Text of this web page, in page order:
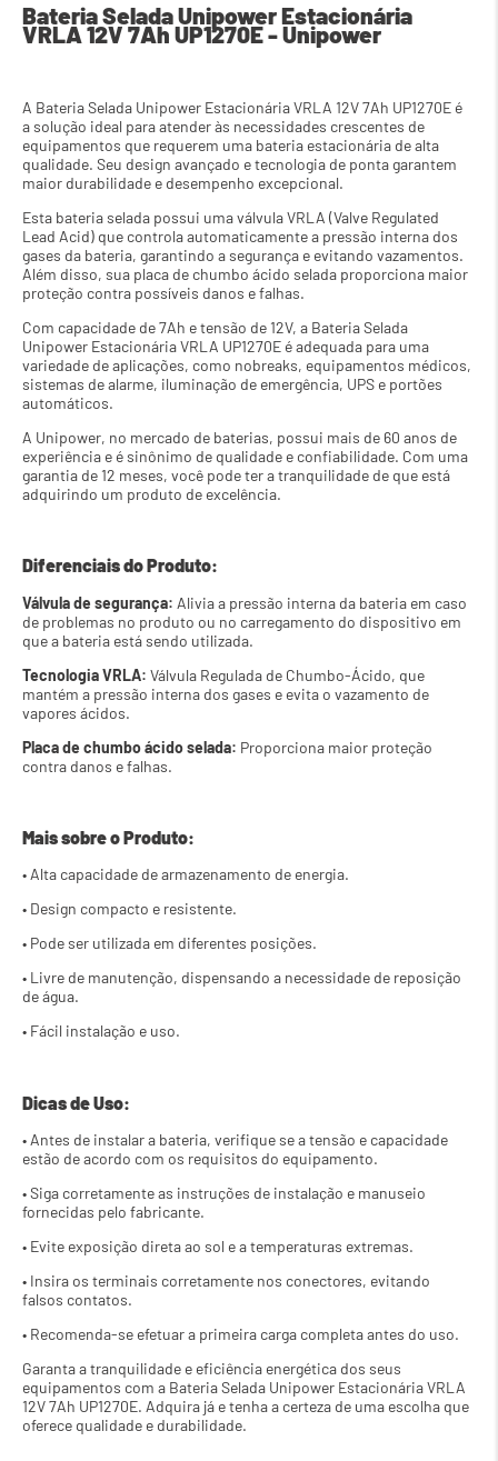
Bateria Selada Unipower Estacionária
VRLA 12V 7Ah UP1270E - Unipower
A Bateria Selada Unipower Estacionária VRLA 12V 7Ah UP1270E é
a solução ideal para atender às necessidades crescentes de
equipamentos que requerem uma bateria estacionária de alta
qualidade. Seu design avançado e tecnologia de ponta garantem
maior durabilidade e desempenho excepcional.
Esta bateria selada possui uma válvula VRLA (Valve Regulated
Lead Acid) que controla automaticamente a pressão interna dos
gases da bateria, garantindo a segurança e evitando vazamentos.
Além disso, sua placa de chumbo ácido selada proporciona maior
proteção contra possíveis danos e falhas.
Com capacidade de 7Ah e tensão de 12V, a Bateria Selada
Unipower Estacionária VRLA UP1270E é adequada para uma
variedade de aplicações, como nobreaks, equipamentos médicos,
sistemas de alarme, iluminação de emergência, UPS e portões
automáticos.
A Unipower, no mercado de baterias, possui mais de 60 anos de
experiência e é sinônimo de qualidade e confiabilidade. Com uma
garantia de 12 meses, você pode ter a tranquilidade de que está
adquirindo um produto de excelência.
Diferenciais do Produto:
Válvula de segurança: Alivia a pressão interna da bateria em caso
de problemas no produto ou no carregamento do dispositivo em
que a bateria está sendo utilizada.
Tecnologia VRLA: Válvula Regulada de Chumbo-Ácido, que
mantém a pressão interna dos gases e evita o vazamento de
vapores ácidos.
Placa de chumbo ácido selada: Proporciona maior proteção
contra danos e falhas.
Mais sobre o Produto:
• Alta capacidade de armazenamento de energia.
• Design compacto e resistente.
• Pode ser utilizada em diferentes posições.
• Livre de manutenção, dispensando a necessidade de reposição
de água.
• Fácil instalação e uso.
Dicas de Uso:
• Antes de instalar a bateria, verifique se a tensão e capacidade
estão de acordo com os requisitos do equipamento.
• Siga corretamente as instruções de instalação e manuseio
fornecidas pelo fabricante.
• Evite exposição direta ao sol e a temperaturas extremas.
• Insira os terminais corretamente nos conectores, evitando
falsos contatos.
• Recomenda-se efetuar a primeira carga completa antes do uso.
Garanta a tranquilidade e eficiência energética dos seus
equipamentos com a Bateria Selada Unipower Estacionária VRLA
12V 7Ah UP1270E. Adquira já e tenha a certeza de uma escolha que
oferece qualidade e durabilidade.